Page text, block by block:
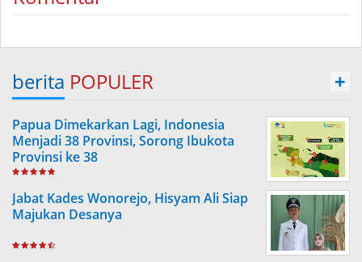
berita POPULER +
Papua Dimekarkan Lagi, Indonesia
Menjadi 38 Provinsi, Sorong Ibukota
Provinsi ke 38
Jabat Kades Wonorejo, Hisyam Ali Siap
Majukan Desanya